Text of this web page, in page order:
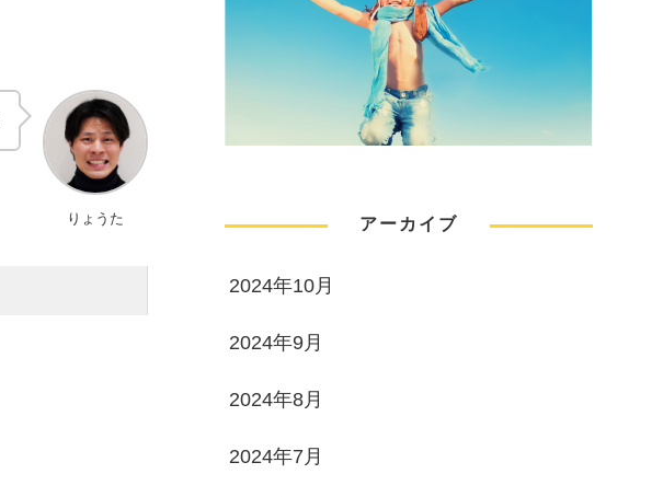
りょうた アーカイブ
2024年10月
2024年9月
2024年8月
2024年7月